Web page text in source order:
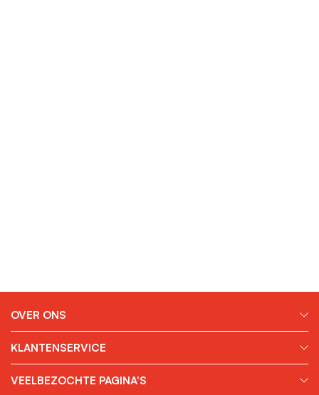
OVER ONS
KLANTENSERVICE
VEELBEZOCHTE PAGINA'S